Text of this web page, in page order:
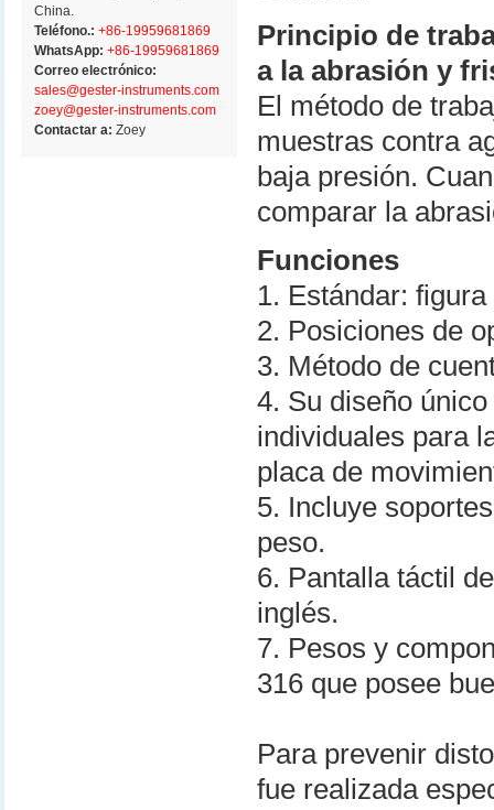
China.
Teléfono.: +86-19959681869
WhatsApp: +86-19959681869
Correo electrónico:
sales@gester-instruments.com
zoey@gester-instruments.com
Contactar a:Zoey
Principio de
a la abrasión y
El método de
muestras contra
baja presión.
comparar la
Funciones
1. Estándar:
2. Posiciones de
3. Método de
4. Su diseño
individuales para
placa de
5. Incluye
peso.
6. Pantalla táctil
inglés.
7. Pesos y
316 que posee
Para prevenir
fue realizada